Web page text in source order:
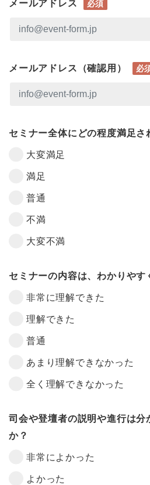
メールアドレス 必須
メールアドレス（確認用） 必
セミナー全体にどの程度満足さ
大変満足
満足
普通
不満
大変不満
セミナーの内容は、わかりやす
非常に理解できた
理解できた
普通
あまり理解できなかった
全く理解できなかった
司会や登壇者の説明や進行は分
か？
非常によかった
よかった